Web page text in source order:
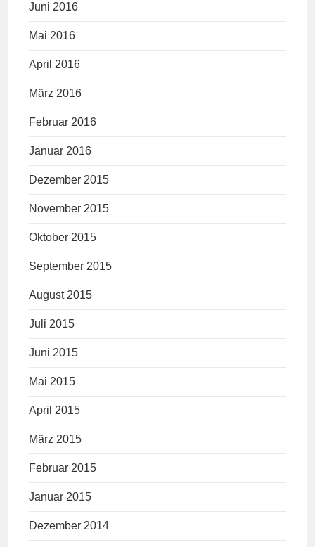
Juni 2016
Mai 2016
April 2016
März 2016
Februar 2016
Januar 2016
Dezember 2015
November 2015
Oktober 2015
September 2015
August 2015
Juli 2015
Juni 2015
Mai 2015
April 2015
März 2015
Februar 2015
Januar 2015
Dezember 2014